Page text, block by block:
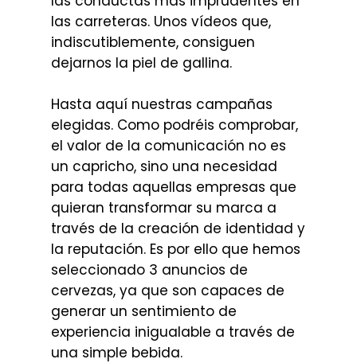
las carreteras. Unos vídeos que,
indiscutiblemente, consiguen
dejarnos la piel de gallina.
Hasta aquí nuestras campañas
elegidas. Como podréis comprobar,
el valor de la comunicación no es
un capricho, sino una necesidad
para todas aquellas empresas que
quieran transformar su marca a
través de la creación de identidad y
la reputación. Es por ello que hemos
seleccionado 3 anuncios de
cervezas, ya que son capaces de
generar un sentimiento de
experiencia inigualable a través de
una simple bebida.